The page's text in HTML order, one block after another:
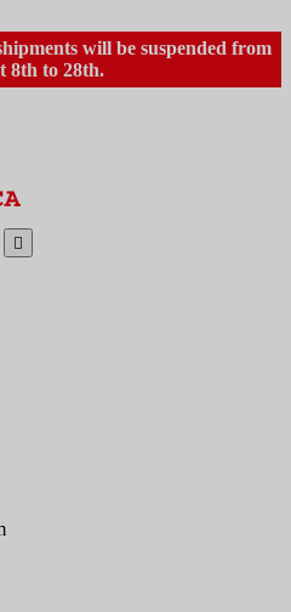
will be suspended from
8th to 28th.
